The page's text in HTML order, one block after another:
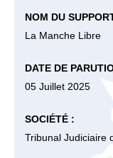
NOM DU
La Manche Libre
DATE DE
05 Juillet 2025
SOCIÉTÉ :
Tribunal Judiciaire